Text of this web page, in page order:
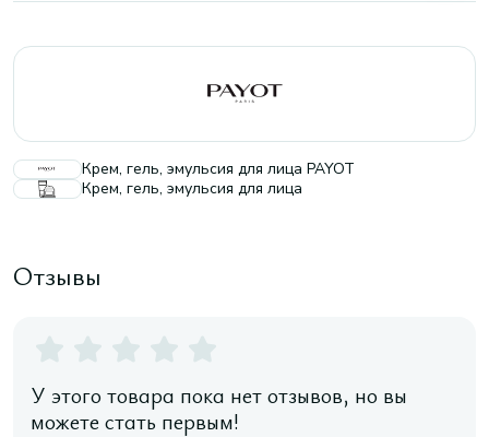
Крем, гель, эмульсия для лица PAYOT
Крем, гель, эмульсия для лица
Отзывы
У этого товара пока нет отзывов, но вы
можете стать первым!